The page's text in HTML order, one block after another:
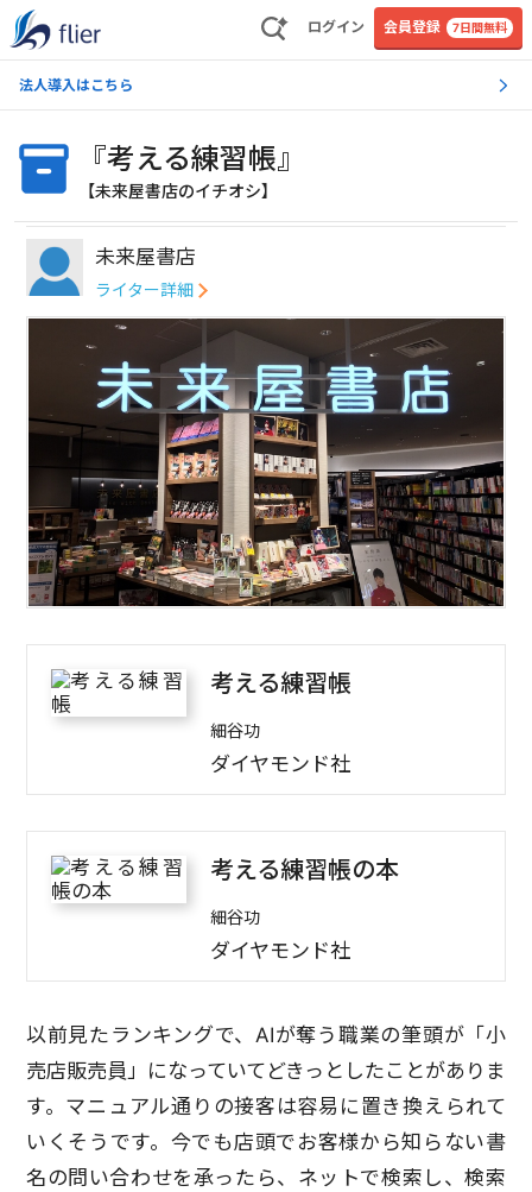
ログイン 会員登録 7日間無料
法人導入はこちら
『考える練習帳』
【未来屋書店のイチオシ】
未来屋書店
ライター詳細
考える練習帳
細谷功
ダイヤモンド社
考える練習帳の本
細谷功
ダイヤモンド社
以前見たランキングで、AIが奪う職業の筆頭が「小
売店販売員」になっていてどきっとしたことがありま
す。マニュアル通りの接客は容易に置き換えられて
いくそうです。今でも店頭でお客様から知らない書
名の問い合わせを承ったら、ネットで検索し、検索